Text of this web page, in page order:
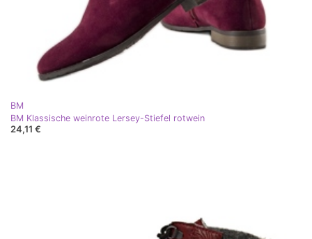
BM
BM Klassische weinrote Lersey-Stiefel rotwein
24,11 €